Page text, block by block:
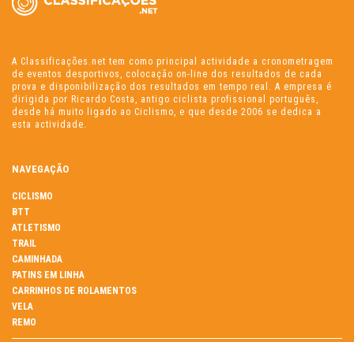
A Classificações.net tem como principal actividade a cronometragem
de eventos desportivos, colocação on-line dos resultados de cada
prova e disponibilização dos resultados em tempo real. A empresa é
dirigida por Ricardo Costa, antigo ciclista profissional português,
desde há muito ligado ao Ciclismo, e que desde 2006 se dedica a
esta actividade.
NAVEGAÇÃO
CICLISMO
BTT
ATLETISMO
TRAIL
CAMINHADA
PATINS EM LINHA
CARRINHOS DE ROLAMENTOS
VELA
REMO